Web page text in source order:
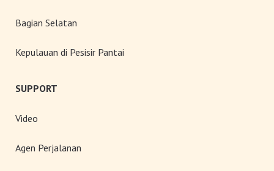
Bagian Selatan
Kepulauan di Pesisir Pantai
SUPPORT
Video
Agen Perjalanan